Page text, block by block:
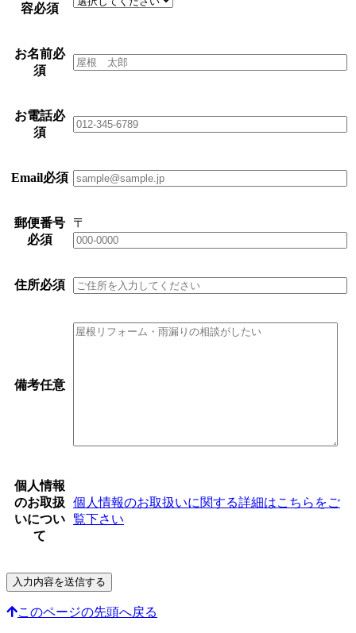
容必須
お名前必
須
お電話必
須
Email必須
郵便番号
必須
〒
住所必須
備考任意
個人情報
のお取扱
いについ
て
個人情報のお取扱いに関する詳細はこちらをご
覧下さい
このページの先頭へ戻る